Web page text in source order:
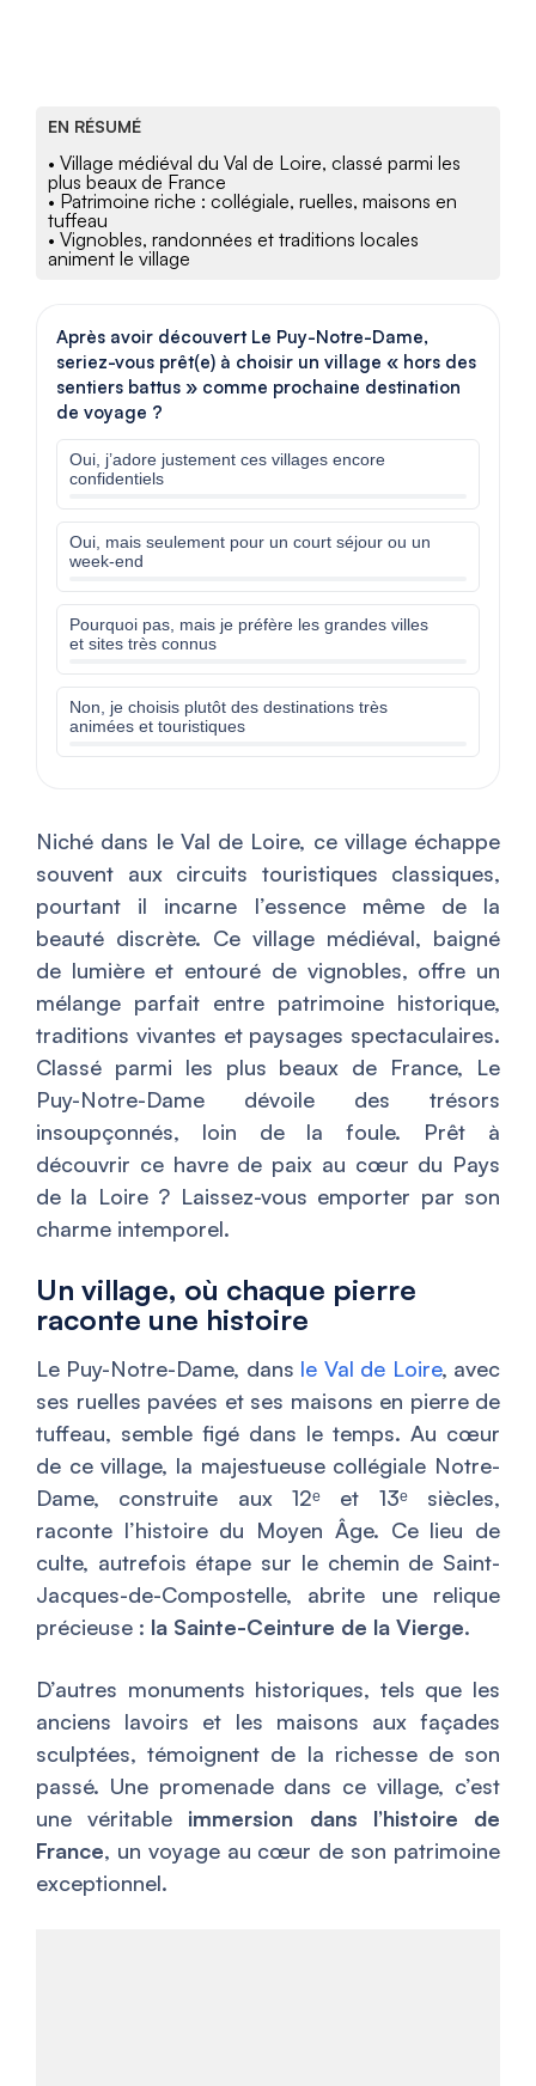
EN RÉSUMÉ
• Village médiéval du Val de Loire, classé parmi les
plus beaux de France
• Patrimoine riche : collégiale, ruelles, maisons en
tuffeau
• Vignobles, randonnées et traditions locales
animent le village
Après avoir découvert Le Puy-Notre-Dame,
seriez-vous prêt(e) à choisir un village « hors des
sentiers battus » comme prochaine destination
de voyage ?
Oui, j’adore justement ces villages encore
confidentiels
Oui, mais seulement pour un court séjour ou un
week-end
Pourquoi pas, mais je préfère les grandes villes
et sites très connus
Non, je choisis plutôt des destinations très
animées et touristiques
Niché dans le Val de Loire, ce village échappe
souvent aux circuits touristiques classiques,
pourtant il incarne l’essence même de la
beauté discrète. Ce village médiéval, baigné
de lumière et entouré de vignobles, offre un
mélange parfait entre patrimoine historique,
traditions vivantes et paysages spectaculaires.
Classé parmi les plus beaux de France, Le
Puy-Notre-Dame dévoile des trésors
insoupçonnés, loin de la foule. Prêt à
découvrir ce havre de paix au cœur du Pays
de la Loire ? Laissez-vous emporter par son
charme intemporel.
Un village, où chaque pierre
raconte une histoire
Le Puy-Notre-Dame, dans le Val de Loire, avec
ses ruelles pavées et ses maisons en pierre de
tuffeau, semble figé dans le temps. Au cœur
de ce village, la majestueuse collégiale Notre-
Dame, construite aux 12ᵉ et 13ᵉ siècles,
raconte l’histoire du Moyen Âge. Ce lieu de
culte, autrefois étape sur le chemin de Saint-
Jacques-de-Compostelle, abrite une relique
précieuse : la Sainte-Ceinture de la Vierge.
D’autres monuments historiques, tels que les
anciens lavoirs et les maisons aux façades
sculptées, témoignent de la richesse de son
passé. Une promenade dans ce village, c’est
une véritable immersion dans l’histoire de
France, un voyage au cœur de son patrimoine
exceptionnel.